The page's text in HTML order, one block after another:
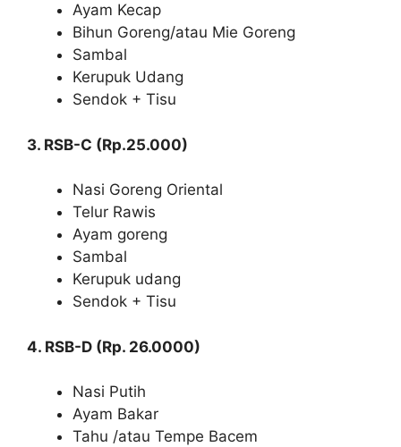
Ayam Kecap
Bihun Goreng/atau Mie Goreng
Sambal
Kerupuk Udang
Sendok + Tisu
3. RSB-C (Rp.25.000)
Nasi Goreng Oriental
Telur Rawis
Ayam goreng
Sambal
Kerupuk udang
Sendok + Tisu
4. RSB-D (Rp. 26.0000)
Nasi Putih
Ayam Bakar
Tahu /atau Tempe Bacem